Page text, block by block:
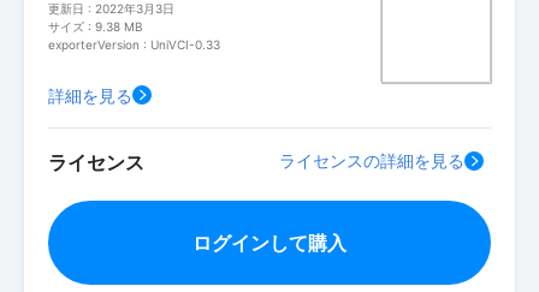
更新日 : 2022年3月3日
サイズ : 9.38 MB
exporterVersion : UniVCI-0.33
詳細を見る
ライセンス ライセンスの詳細を見る
ログインして購入